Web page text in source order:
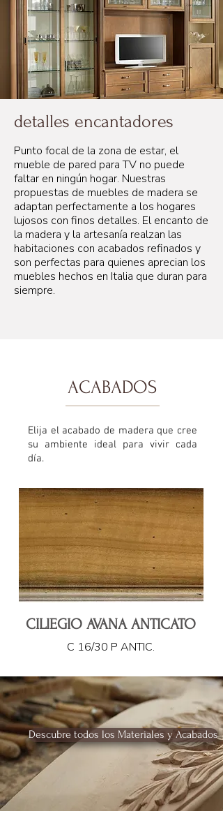
detalles encantadores
Punto focal de la zona de estar, el
mueble de pared para TV no puede
faltar en ningún hogar. Nuestras
propuestas de muebles de madera se
adaptan perfectamente a los hogares
lujosos con finos detalles. El encanto de
la madera y la artesanía realzan las
habitaciones con acabados refinados y
son perfectas para quienes aprecian los
muebles hechos en Italia que duran para
siempre.
ACABADOS
Elija el acabado de madera que cree
su ambiente ideal para vivir cada
día.
CILIEGIO AVANA ANTICATO
C 16/30 P ANTIC.
Descubre todos los Materiales y Acabados